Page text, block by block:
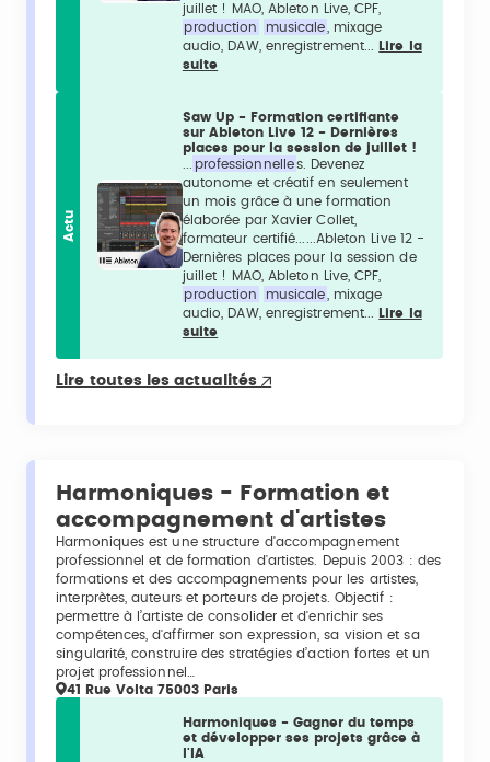
juillet ! MAO, Ableton Live, CPF,
production
musicale
, mixage
audio, DAW, enregistrement...
Lire la
suite
Actu
Saw Up - Formation certifiante
sur Ableton Live 12 - Dernières
places pour la session de juillet !
professionnelles. Devenez
autonome et créatif en seulement
un mois grâce à une formation
élaborée par Xavier Collet,
formateur certifié......Ableton Live 12 -
Dernières places pour la session de
juillet ! MAO, Ableton Live, CPF,
production
musicale
, mixage
audio, DAW, enregistrement...
Lire la
suite
Lire toutes les actualités
Harmoniques - Formation et
accompagnement d'artistes
Harmoniques est une structure d'accompagnement
professionnel et de formation d'artistes. Depuis 2003 : des
formations et des accompagnements pour les artistes,
interprètes, auteurs et porteurs de projets. Objectif :
permettre à l’artiste de consolider et d'enrichir ses
compétences, d'affirmer son expression, sa vision et sa
singularité, construire des stratégies d’action fortes et un
projet professionnel…
41 Rue Volta 75003 Paris
Harmoniques - Gagner du temps
et développer ses projets grâce à
l'IA